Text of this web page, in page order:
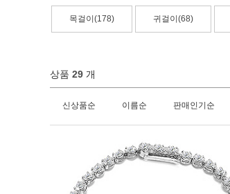
목걸이(178) 귀걸이(68)
상품 29 개
신상품순 이름순 판매인기순